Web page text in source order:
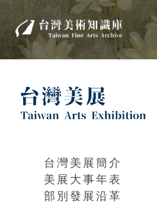
台灣美展簡介
美展大事年表
部別發展沿革